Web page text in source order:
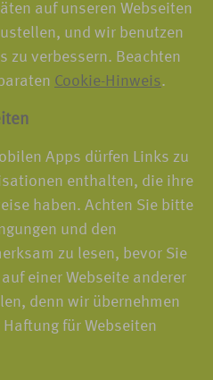
auf unseren Webseiten
und wir benutzen
zu verbessern. Beachten
Cookie-Hinweis.
Apps dürfen Links zu
enthalten, die ihre
haben. Achten Sie bitte
und den
zu lesen, bevor Sie
einer Webseite anderer
denn wir übernehmen
für Webseiten